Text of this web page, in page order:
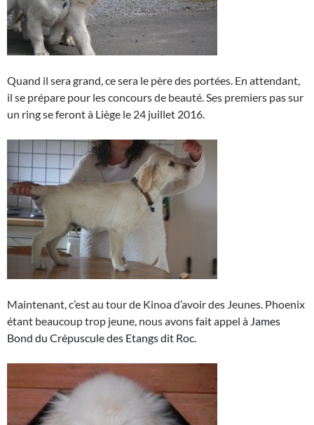
Quand il sera grand, ce sera le père des portées. En attendant,
il se prépare pour les concours de beauté. Ses premiers pas sur
un ring se feront à Liège le 24 juillet 2016.
Maintenant, c’est au tour de Kinoa d’avoir des Jeunes. Phoenix
étant beaucoup trop jeune, nous avons fait appel à James
Bond du Crépuscule des Etangs dit Roc.